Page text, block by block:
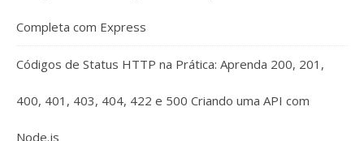
Completa com Express
Códigos de Status HTTP na Prática: Aprenda 200, 201,
400, 401, 403, 404, 422 e 500 Criando uma API com
Node.js